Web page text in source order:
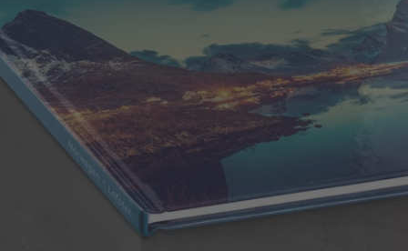
Harde kaft
Robuuste kaft die jouw foto’s perfect beschermt.
Deze harde kaft kan tegen een stootje!
Stevige fotoboekkwaliteit
Grote deel van de rug van het boek
flexibel vorm te geven